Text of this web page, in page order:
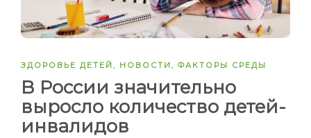
ЗДОРОВЬЕ ДЕТЕЙ , НОВОСТИ , ФАКТОРЫ СРЕДЫ
В России значительно
выросло количество детей-
инвалидов